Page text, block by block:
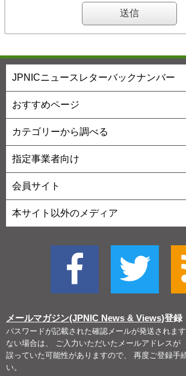
JPNICニュースレターバックナンバー
おすすめページ
カテゴリーから調べる
指定事業者向け
会員サイト
本サイト以外のメディア
メールマガジン(JPNIC News & Views)登録
パスワードが記載された確認メールが発送されま
ない場合は、 ご入力いただいたメールアドレスが
誤っていた可能性がありますので、 再度ご登録手
い。